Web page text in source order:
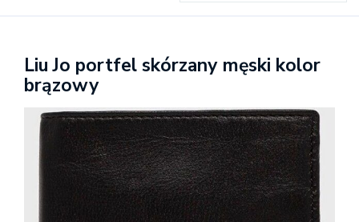
Liu Jo portfel skórzany męski kolor
brązowy